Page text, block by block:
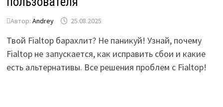
Автор:Andrey 25.08.2025
Твой Fialtop барахлит? Не паникуй! Узнай, почему
Fialtop не запускается, как исправить сбои и какие
есть альтернативы. Все решения проблем с Fialtop!